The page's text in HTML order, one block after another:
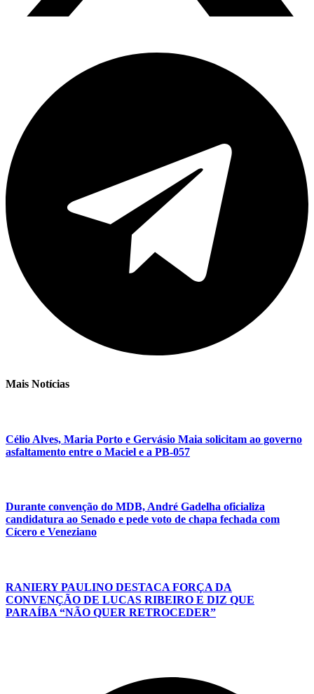
Mais Notícias
Célio Alves, Maria Porto e Gervásio Maia solicitam ao governo
asfaltamento entre o Maciel e a PB-057
Durante convenção do MDB, André Gadelha oficializa
candidatura ao Senado e pede voto de chapa fechada com
Cícero e Veneziano
RANIERY PAULINO DESTACA FORÇA DA
CONVENÇÃO DE LUCAS RIBEIRO E DIZ QUE
PARAÍBA “NÃO QUER RETROCEDER”